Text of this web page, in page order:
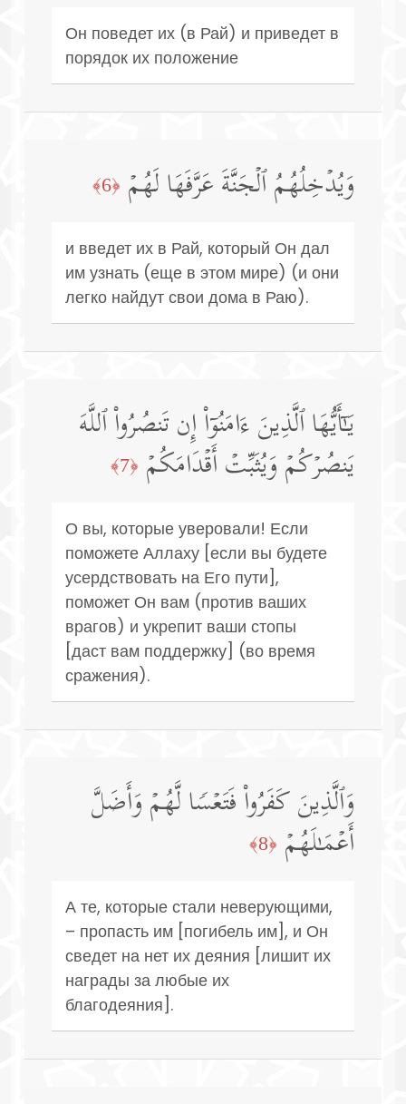
Он поведет их (в Рай) и приведет в
порядок их положение
وَیُدۡخِلُهُمُ ٱلۡجَنَّةَ عَرَّفَهَا لَهُمۡ ﴿6﴾
и введет их в Рай, который Он дал
им узнать (еще в этом мире) (и они
легко найдут свои дома в Раю).
یَـٰۤأَیُّهَا ٱلَّذِینَ ءَامَنُوۤا۟ إِن تَنصُرُوا۟ ٱللَّهَ
یَنصُرۡكُمۡ وَیُثَبِّتۡ أَقۡدَامَكُمۡ ﴿7﴾
О вы, которые уверовали! Если
поможете Аллаху [если вы будете
усердствовать на Его пути],
поможет Он вам (против ваших
врагов) и укрепит ваши стопы
[даст вам поддержку] (во время
сражения).
وَٱلَّذِینَ كَفَرُوا۟ فَتَعۡسࣰا لَّهُمۡ وَأَضَلَّ
أَعۡمَـٰلَهُمۡ ﴿8﴾
А те, которые стали неверующими,
– пропасть им [погибель им], и Он
сведет на нет их деяния [лишит их
награды за любые их
благодеяния].